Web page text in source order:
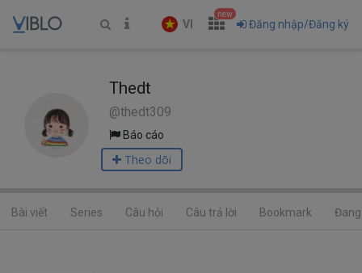
VI
new
Đăng nhập/Đăng ký
Thedt
@thedt309
Báo cáo
Theo dõi
Bài viết Series Câu hỏi Câu trả lời Bookmark